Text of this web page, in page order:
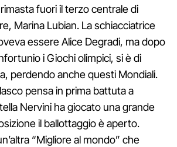
fuori il terzo centrale di
Marina Lubian. La schiacciatrice
essere Alice Degradi, ma dopo
i Giochi olimpici, si è di
perdendo anche questi Mondiali.
pensa in prima battuta a
Nervini ha giocato una grande
il ballottaggio è aperto.
“Migliore al mondo” che